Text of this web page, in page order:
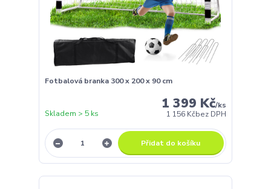
Fotbalová branka 300 x 200 x 90 cm
1 399 Kč/ks
1 156 Kčbez DPH
Skladem > 5 ks
Přidat do košíku